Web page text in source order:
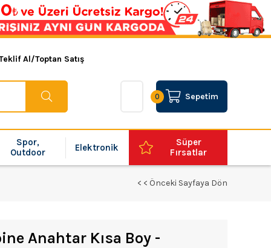
Al/Toptan Satış
Sepetim
0
Spor,
Outdoor
Elektronik
Süper
Fırsatlar
< < Önceki Sayfaya Dön
Anahtar Kısa Boy -